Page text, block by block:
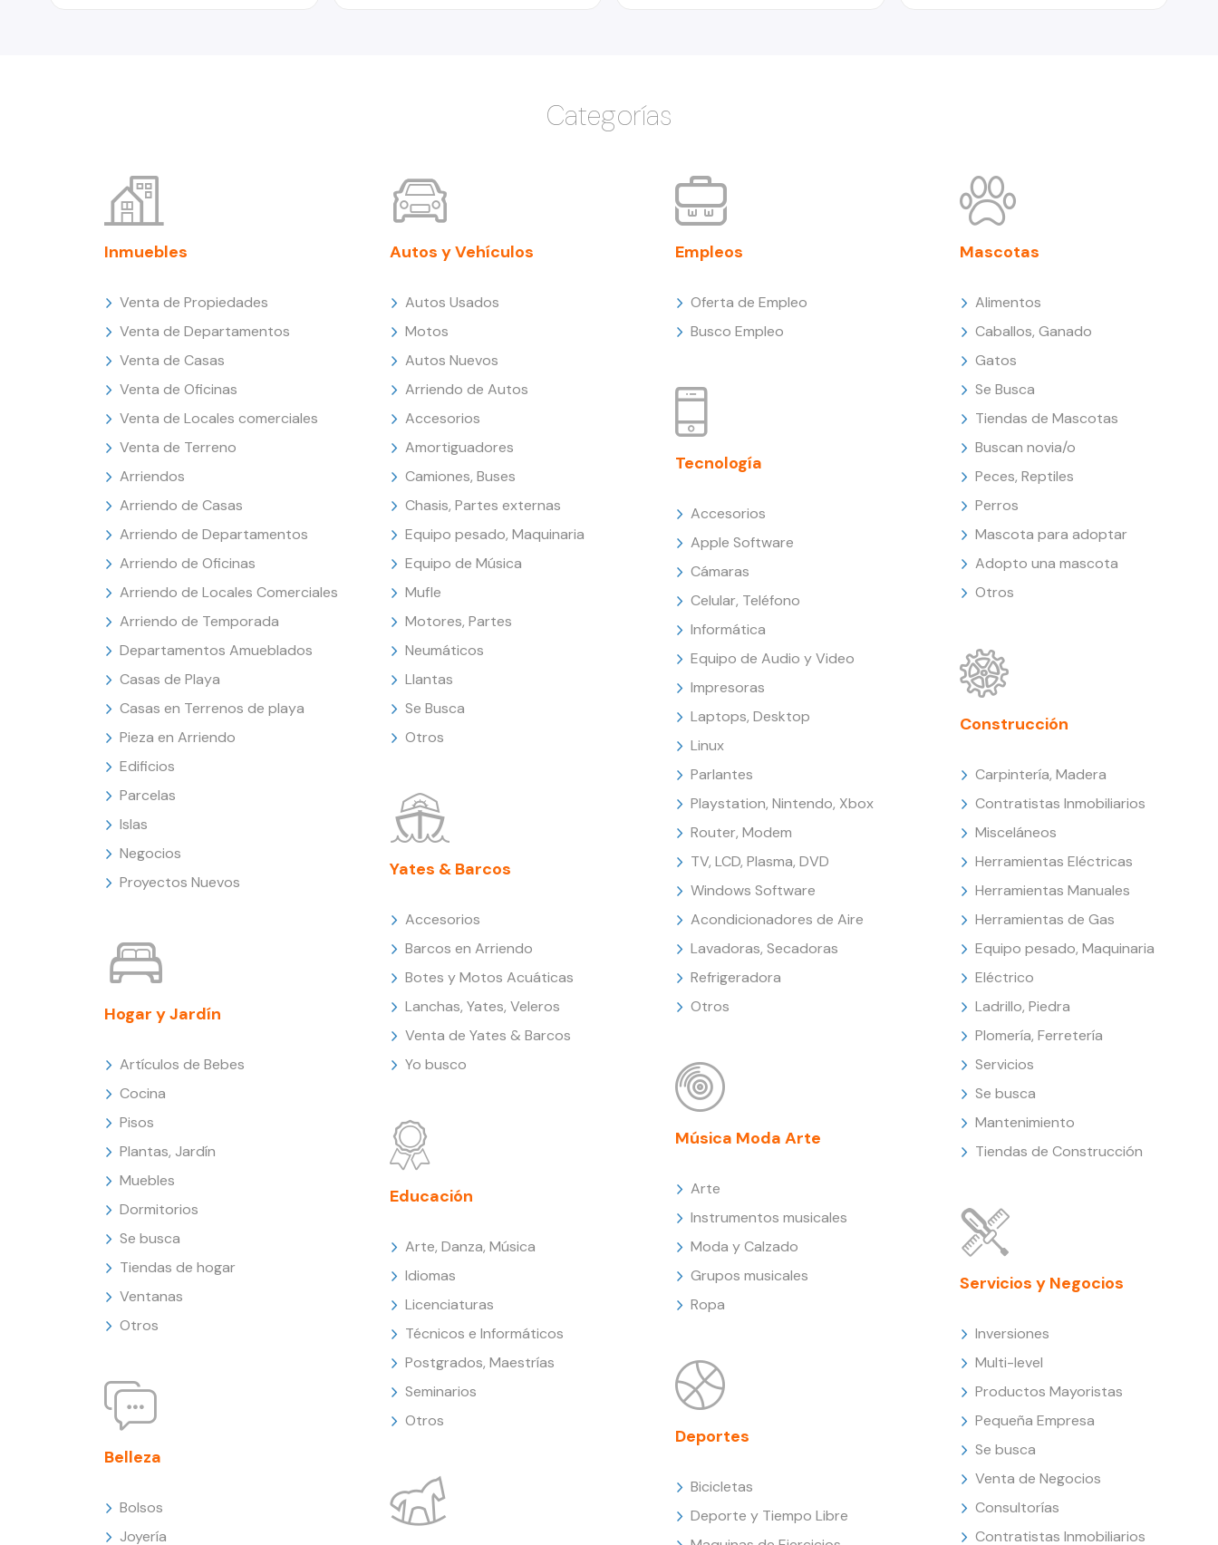
Categorías
Inmuebles
Venta de Propiedades
Venta de Departamentos
Venta de Casas
Venta de Oficinas
Venta de Locales comerciales
Venta de Terreno
Arriendos
Arriendo de Casas
Arriendo de Departamentos
Arriendo de Oficinas
Arriendo de Locales Comerciales
Arriendo de Temporada
Departamentos Amueblados
Casas de Playa
Casas en Terrenos de playa
Pieza en Arriendo
Edificios
Parcelas
Islas
Negocios
Proyectos Nuevos
Hogar y Jardín
Artículos de Bebes
Cocina
Pisos
Plantas, Jardín
Muebles
Dormitorios
Se busca
Tiendas de hogar
Ventanas
Otros
Belleza
Bolsos
Joyería
Autos y Vehículos
Autos Usados
Motos
Autos Nuevos
Arriendo de Autos
Accesorios
Amortiguadores
Camiones, Buses
Chasis, Partes externas
Equipo pesado, Maquinaria
Equipo de Música
Mufle
Motores, Partes
Neumáticos
Llantas
Se Busca
Otros
Yates & Barcos
Accesorios
Barcos en Arriendo
Botes y Motos Acuáticas
Lanchas, Yates, Veleros
Venta de Yates & Barcos
Yo busco
Educación
Arte, Danza, Música
Idiomas
Licenciaturas
Técnicos e Informáticos
Postgrados, Maestrías
Seminarios
Otros
Empleos
Oferta de Empleo
Busco Empleo
Tecnología
Accesorios
Apple Software
Cámaras
Celular, Teléfono
Informática
Equipo de Audio y Video
Impresoras
Laptops, Desktop
Linux
Parlantes
Playstation, Nintendo, Xbox
Router, Modem
TV, LCD, Plasma, DVD
Windows Software
Acondicionadores de Aire
Lavadoras, Secadoras
Refrigeradora
Otros
Música Moda Arte
Arte
Instrumentos musicales
Moda y Calzado
Grupos musicales
Ropa
Deportes
Bicicletas
Deporte y Tiempo Libre
Mascotas
Alimentos
Caballos, Ganado
Gatos
Se Busca
Tiendas de Mascotas
Buscan novia/o
Peces, Reptiles
Perros
Mascota para adoptar
Adopto una mascota
Otros
Construcción
Carpintería, Madera
Contratistas Inmobiliarios
Misceláneos
Herramientas Eléctricas
Herramientas Manuales
Herramientas de Gas
Equipo pesado, Maquinaria
Eléctrico
Ladrillo, Piedra
Plomería, Ferretería
Servicios
Se busca
Mantenimiento
Tiendas de Construcción
Servicios y Negocios
Inversiones
Multi-level
Productos Mayoristas
Pequeña Empresa
Se busca
Venta de Negocios
Consultorías
Contratistas Inmobiliarios